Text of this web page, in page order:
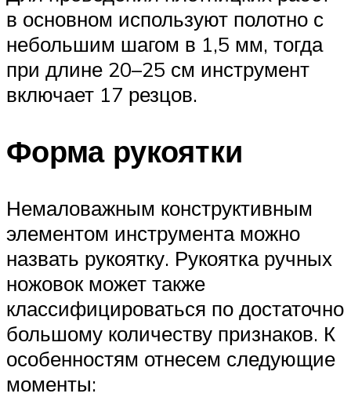
в основном используют полотно с
небольшим шагом в 1,5 мм, тогда
при длине 20–25 см инструмент
включает 17 резцов.
Форма рукоятки
Немаловажным конструктивным
элементом инструмента можно
назвать рукоятку. Рукоятка ручных
ножовок может также
классифицироваться по достаточно
большому количеству признаков. К
особенностям отнесем следующие
моменты: